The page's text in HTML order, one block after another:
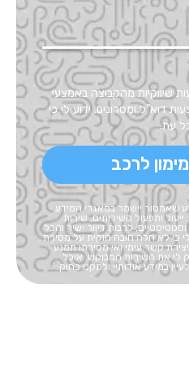
שיווקיות מהקבוצה באמצעי
דוא"ל ומסרונים. ידוע לי כי
עת.
לרכב
שאמסור יישמר במאגרי המידע
ותפעול השירותים, שירות
לרבות דיוור ישיר והכל
לי כי לא חלה חובה חוקית על מסירת
קשר עימי ואי מסירתו תמנע
לי את השירות המבוקש. אוכל
במידע אודותיי ולתקנו כחוק.